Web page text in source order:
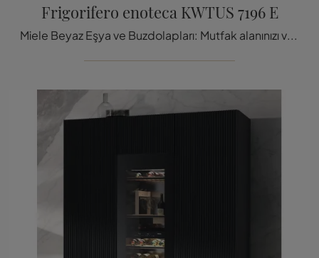
Frigorifero enoteca KWTUS 7196 E
Miele Beyaz Eşya ve Buzdolapları: Mutfak alanınızı ve mutfağınızı Miele Şarap Dolabı modeli KWTUS 7196 E ile